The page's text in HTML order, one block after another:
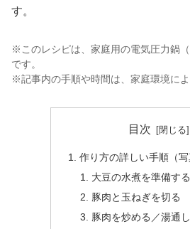
す。
※このレシピは、家庭用の電気圧力鍋
です。
※記事内の手順や時間は、家庭環境によ
目次
作り方の詳しい手順（写
大豆の水煮を準備する
豚肉と玉ねぎを切る
豚肉を炒める／湯通